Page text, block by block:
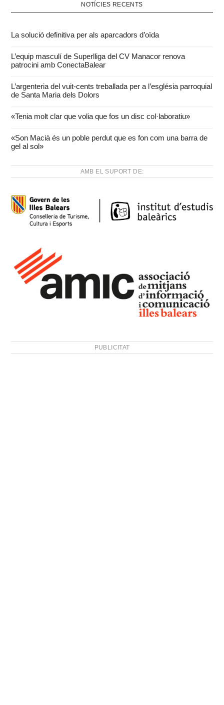
NOTÍCIES RECENTS
La solució definitiva per als aparcadors d’oïda
L’equip masculí de Superlliga del CV Manacor renova
patrocini amb ConectaBalear
L’argenteria del vuit-cents treballada per a l’església parroquial
de Santa Maria dels Dolors
«Tenia molt clar que volia que fos un disc col·laboratiu»
«Son Macià és un poble perdut que es fon com una barra de
gel al sol»
AMB EL SUPORT DE:
PUBLICITAT